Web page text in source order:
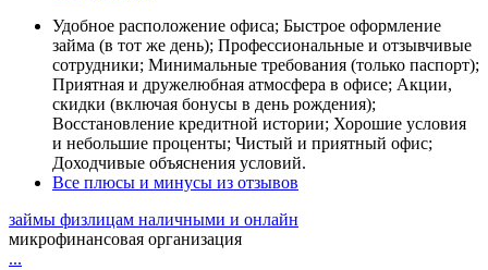
Удобное расположение офиса; Быстрое оформление
займа (в тот же день); Профессиональные и отзывчивые
сотрудники; Минимальные требования (только паспорт);
Приятная и дружелюбная атмосфера в офисе; Акции,
скидки (включая бонусы в день рождения);
Восстановление кредитной истории; Хорошие условия
и небольшие проценты; Чистый и приятный офис;
Доходчивые объяснения условий.
Все плюсы и минусы из отзывов
займы физлицам наличными и онлайн
микрофинансовая организация
...